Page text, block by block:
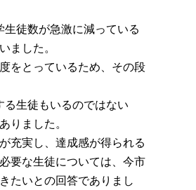
徒数が急激に減っている
した。
をとっているため、その段
生徒もいるのではない
ました。
充実し、達成感が得られる
要な生徒については、今市
たいとの回答でありまし